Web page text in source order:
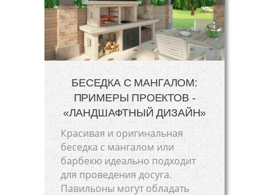
БЕСЕДКА С МАНГАЛОМ:
ПРИМЕРЫ ПРОЕКТОВ -
«ЛАНДШАФТНЫЙ ДИЗАЙН»
Красивая и оригинальная
беседка с мангалом или
барбекю идеально подходит
для проведения досуга.
Павильоны могут обладать